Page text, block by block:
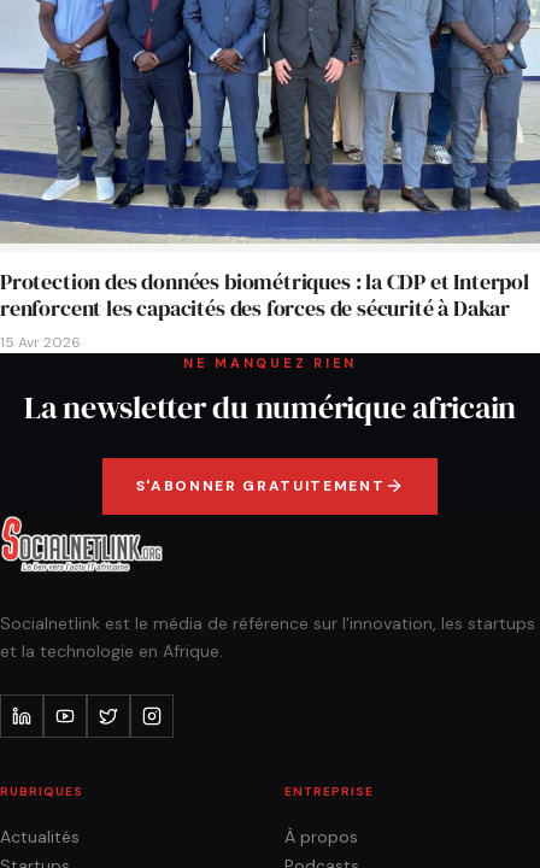
Protection des données biométriques : la CDP et Interpol
renforcent les capacités des forces de sécurité à Dakar
15 Avr 2026
NE MANQUEZ RIEN
La newsletter du numérique africain
S'ABONNER GRATUITEMENT
Socialnetlink est le média de référence sur l'innovation, les startups
et la technologie en Afrique.
RUBRIQUES
Actualités
ENTREPRISE
À propos